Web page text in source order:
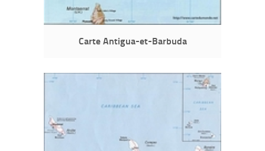
Carte Antigua-et-Barbuda